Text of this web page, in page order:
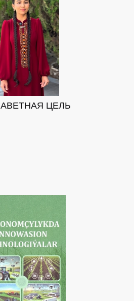
ЦЕЛЬ